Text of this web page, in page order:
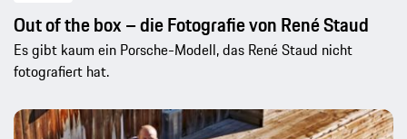
Out of the box – die Fotografie von René Staud
Es gibt kaum ein Porsche-Modell, das René Staud nicht
fotografiert hat.